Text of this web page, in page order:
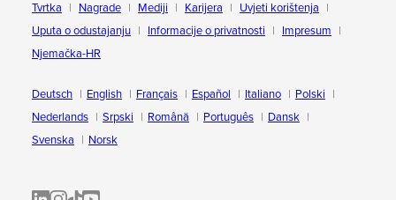
Tvrtka Nagrade Mediji Karijera
Uvjeti korištenja
Uputa o odustajanju
Informacije o privatnosti
Impresum
Njemačka-HR
Deutsch English Français Español Italiano
Polski
Nederlands
Srpski Română Português
Dansk
Svenska
Norsk